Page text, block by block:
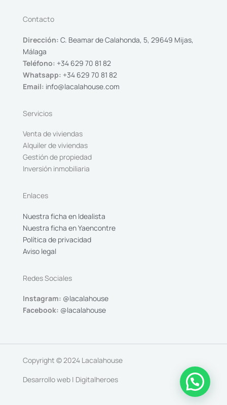
Contacto
Dirección: C. Beamar de Calahonda, 5, 29649 Mijas,
Málaga
Teléfono: +34 629 70 81 82
Whatsapp: +34 629 70 81 82
Email: info@lacalahouse.com
Servicios
Venta de viviendas
Alquiler de viviendas
Gestión de propiedad
Inversión inmobiliaria
Enlaces
Nuestra ficha en Idealista
Nuestra ficha en Yaencontre
Política de privacidad
Aviso legal
Redes Sociales
Instagram: @lacalahouse
Facebook: @lacalahouse
Copyright © 2024 Lacalahouse
Desarrollo web | Digitalheroes